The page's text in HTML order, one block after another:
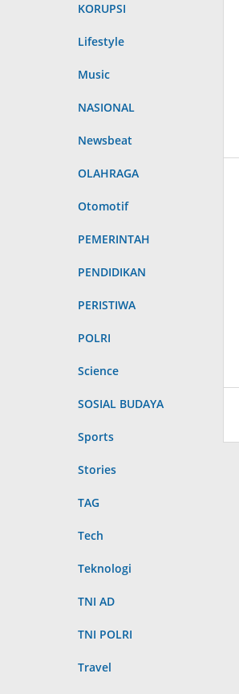
KORUPSI
Lifestyle
Music
NASIONAL
Newsbeat
OLAHRAGA
Otomotif
PEMERINTAH
PENDIDIKAN
PERISTIWA
POLRI
Science
SOSIAL BUDAYA
Sports
Stories
TAG
Tech
Teknologi
TNI AD
TNI POLRI
Travel